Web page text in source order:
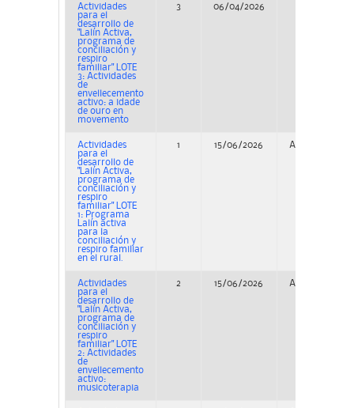
Actividades
para el
desarrollo de
"Lalín Activa,
programa de
conciliación y
respiro
familiar" LOTE
3: Actividades
de
envellecemento
activo: a idade
de ouro en
movemento
3 06/04/2026
Actividades
para el
desarrollo de
"Lalín Activa,
programa de
conciliación y
respiro
familiar" LOTE
1: Programa
Lalín activa
para la
conciliación y
respiro familiar
en el rural.
1 15/06/2026 Adjudicación
Actividades
para el
desarrollo de
"Lalín Activa,
programa de
conciliación y
respiro
familiar" LOTE
2: Actividades
de
envellecemento
activo:
musicoterapia
2 15/06/2026 Adjudicación